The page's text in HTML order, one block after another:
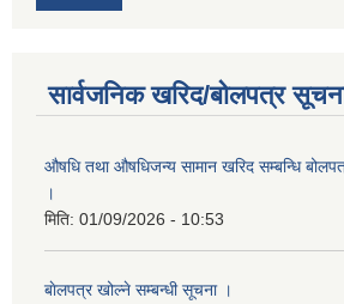
सार्वजनिक खरिद/बोलपत्र
औषधि तथा औषधिजन्य सामान खरिद सम्बन्धि
।
मिति: 01/09/2026 - 10:53
बाेलपत्र खोल्ने सम्बन्धी सूचना ।